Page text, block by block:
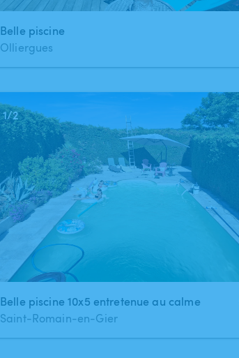
Belle piscine
Olliergues
1/2
Belle piscine 10x5 entretenue au calme
Saint-Romain-en-Gier